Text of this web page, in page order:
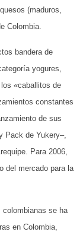
(maduros,
Colombia.
bandera de
yogures,
«caballitos de
constantes
de sus
Pack de Yukery–,
Para 2006,
del mercado para la
se ha
en Colombia,